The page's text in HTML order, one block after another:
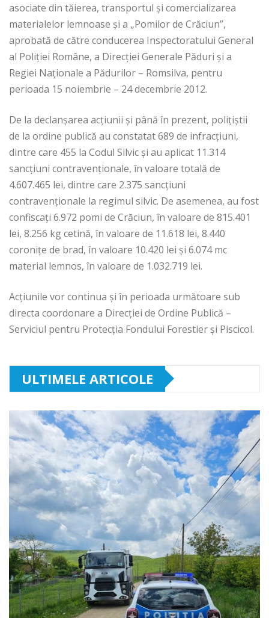
asociate din tăierea, transportul şi comercializarea
materialelor lemnoase şi a „Pomilor de Crăciun”,
aprobată de către conducerea Inspectoratului General
al Poliţiei Române, a Direcţiei Generale Păduri şi a
Regiei Naţionale a Pădurilor – Romsilva, pentru
perioada 15 noiembrie – 24 decembrie 2012.
De la declanşarea acţiunii şi până în prezent, poliţiştii
de la ordine publică au constatat 689 de infracţiuni,
dintre care 455 la Codul Silvic şi au aplicat 11.314
sancţiuni contravenţionale, în valoare totală de
4.607.465 lei, dintre care 2.375 sancţiuni
contravenţionale la regimul silvic. De asemenea, au fost
confiscaţi 6.972 pomi de Crăciun, în valoare de 815.401
lei, 8.256 kg cetină, în valoare de 11.618 lei, 8.440
coroniţe de brad, în valoare 10.420 lei şi 6.074 mc
material lemnos, în valoare de 1.032.719 lei.
Acţiunile vor continua şi în perioada următoare sub
directa coordonare a Direcţiei de Ordine Publică –
Serviciul pentru Protecţia Fondului Forestier şi Piscicol.
ULTIMELE ARTICOLE